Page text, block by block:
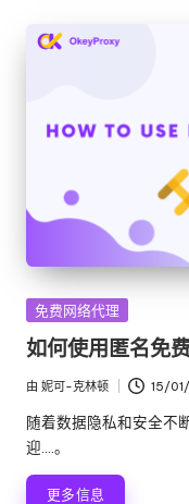
发
布
在
免费网络代理
如何使用匿名免
发
布
者
由 妮可-克林顿 15/
随着数据隐私和安全不
迎....。
更多信息